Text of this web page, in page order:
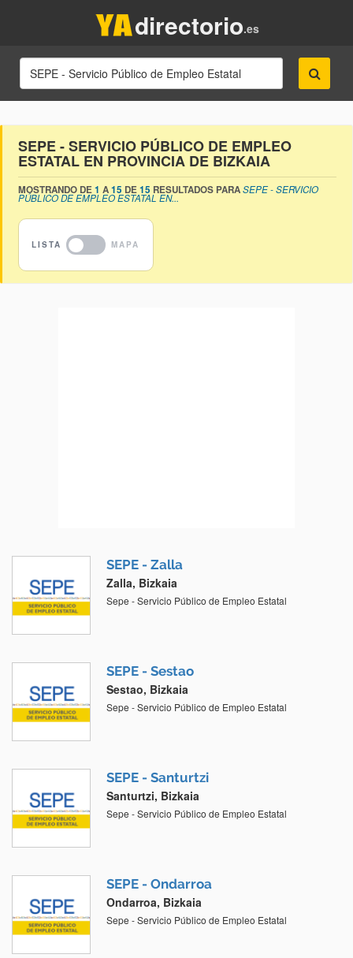
.es
directorio
SEPE - SERVICIO PÚBLICO DE EMPLEO
ESTATAL EN PROVINCIA DE BIZKAIA
MOSTRANDO DE1 A15 DE15 RESULTADOS PARASEPE - SERVICIO
PÚBLICO DE EMPLEO ESTATAL EN...
SEPE - Zalla
Zalla, Bizkaia
Sepe - Servicio Público de Empleo Estatal
SEPE - Sestao
Sestao, Bizkaia
Sepe - Servicio Público de Empleo Estatal
SEPE - Santurtzi
Santurtzi, Bizkaia
Sepe - Servicio Público de Empleo Estatal
SEPE - Ondarroa
Ondarroa, Bizkaia
Sepe - Servicio Público de Empleo Estatal